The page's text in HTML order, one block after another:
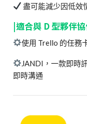
盡可能減少因低效
|適合與 D 型夥伴
使用 Trello 的任務
JANDI，一款即時
即時溝通